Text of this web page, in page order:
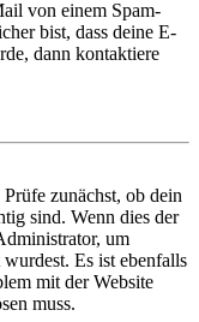
von einem Spam-
bist, dass deine E-
dann kontaktiere
zunächst, ob dein
sind. Wenn dies der
um
Es ist ebenfalls
mit der Website
muss.